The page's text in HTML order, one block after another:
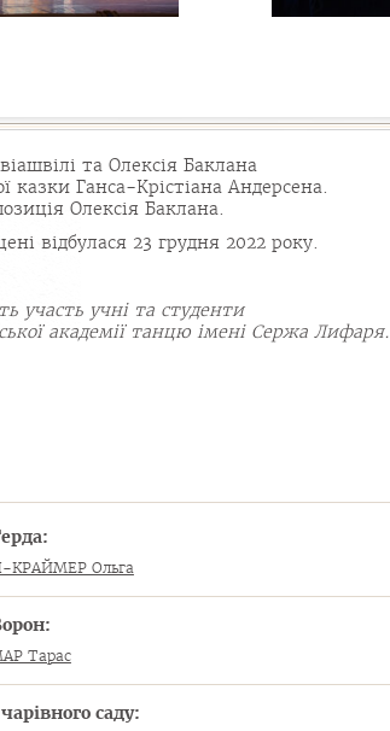
та Олексія Баклана
Ганса-Крістіана Андерсена.
Олексія Баклана.
відбулася 23 грудня 2022 року.
участь учні та студенти
академії танцю імені Сержа Лифаря.
КРАЙМЕР Ольга
Тарас
саду: